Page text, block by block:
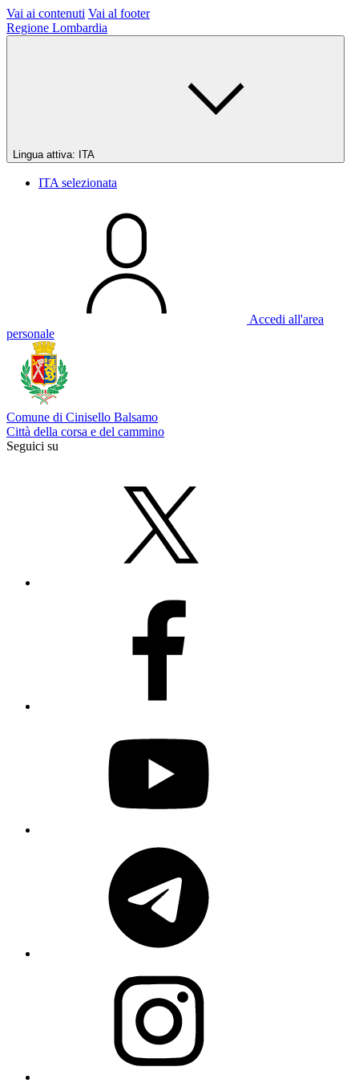
Vai ai contenuti Vai al footer
Regione Lombardia
Lingua attiva: ITA
ITA selezionata
Accedi all'area
personale
Comune di Cinisello Balsamo
Città della corsa e del cammino
Seguici su